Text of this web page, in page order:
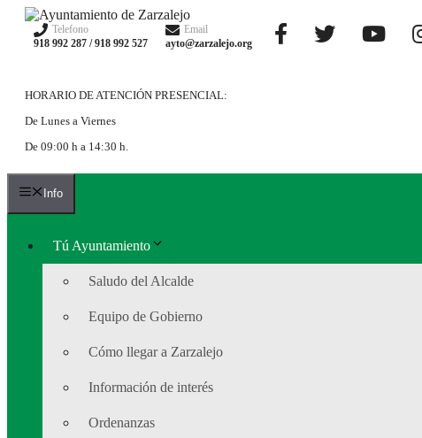
Saltar
contenido
Telefono
918 992 287 / 918 992 527
Email
ayto@zarzalejo.org
HORARIO DE ATENCIÓN PRESENCIAL:
De Lunes a Viernes
De 09:00 h a 14:30 h.
Info
Tú Ayuntamiento
Saludo del Alcalde
Equipo de Gobierno
Cómo llegar a Zarzalejo
Información de interés
Ordenanzas